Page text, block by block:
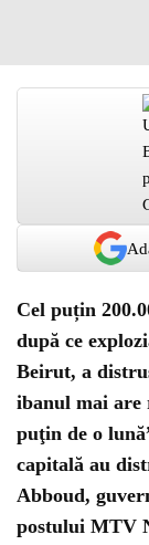
Cel puțin
după ce
Beirut, a
ibanul mai are
puţin de o
capitală au
Abboud,
postului MTV